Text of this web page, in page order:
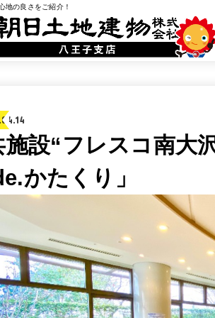
地の良さをご紹介！
施設“フレスコ南大
かたくり」